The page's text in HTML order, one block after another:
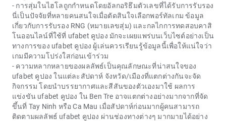
- การสุ่มในไฮโลถูกกำหนดโดยอัลกอริธึมตัวเลขที่ได้รับการรับรอง
นี่เป็นปัจจัยที่หลายคนสนใจเมื่อตัดสินใจเลือกพอร์ทัลเกม ข้อมูล
เกี่ยวกับการรับรอง RNG (หมายเลขสุ่ม) และกลไกการทดสอบคาสิ
โนออนไลน์ที่ใช้ที่ ufabet คูปอง มักจะเผยแพร่บนเว็บไซต์อย่างเป็น
ทางการของ ufabet คูปอง ผู้เล่นควรเรียนรู้ข้อมูลนี้เพื่อให้แน่ใจว่า
เกมมีความโปร่งใสก่อนเข้าร่วม
- ความหลากหลายของผลลัพธ์เป็นคุณลักษณะที่น่าสนใจของ
ufabet คูปอง ในแต่ละสัปดาห์ จังหวัด/เมืองที่แตกต่างกันจะจัด
กิจกรรม โดยนำบรรยากาศและสีสันของตัวเองมาใช้ ผลการ
แข่งขัน ufabet คูปอง ใน Ben Tre อาจแตกต่างอย่างมากจากที่จัด
ขึ้นที่ Tay Ninh หรือ Ca Mau เมื่อสัปดาห์ก่อนมากผู้คนสามารถ
ติดตามผลลัพธ์ ufabet คูปอง ผ่านช่องทางต่างๆ มากมายได้อย่าง